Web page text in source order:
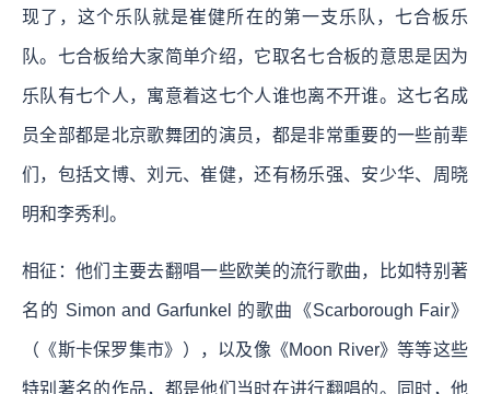
现了，这个乐队就是崔健所在的第一支乐队，七合板乐
队。七合板给大家简单介绍，它取名七合板的意思是因为
乐队有七个人，寓意着这七个人谁也离不开谁。这七名成
员全部都是北京歌舞团的演员，都是非常重要的一些前辈
们，包括文博、刘元、崔健，还有杨乐强、安少华、周晓
明和李秀利。
相征：他们主要去翻唱一些欧美的流行歌曲，比如特别著
名的 Simon and Garfunkel 的歌曲《Scarborough Fair》
（《斯卡保罗集市》），以及像《Moon River》等等这些
特别著名的作品，都是他们当时在进行翻唱的。同时，他